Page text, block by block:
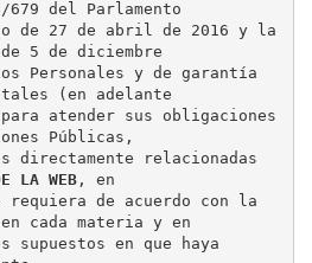
679 del Parlamento
de 27 de abril de 2016 y la
5 de diciembre
Personales y de garantía
(en adelante
atender sus obligaciones
Públicas,
directamente relacionadas
LA WEB, en
de acuerdo con la
cada materia y en
supuestos en que haya